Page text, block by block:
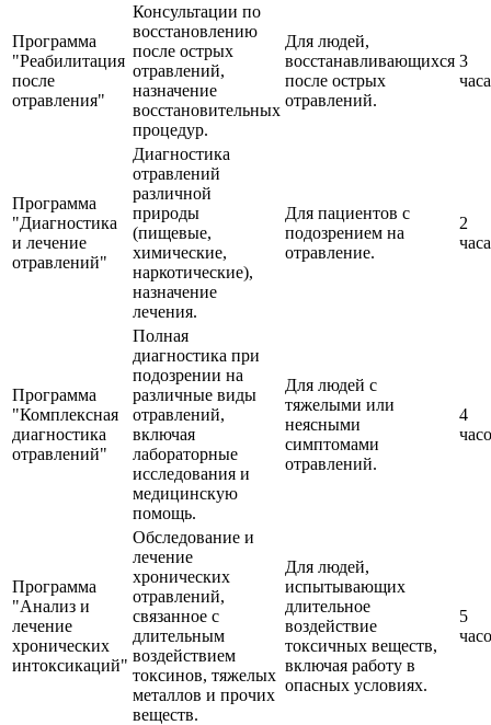
Программа
"Реабилитация
после
отравления"
Консультации по
восстановлению
после острых
отравлений,
назначение
восстановительных
процедур.
Для людей,
восстанавливающихся
после острых
отравлений.
3
часа
Программа
"Диагностика
и лечение
отравлений"
Диагностика
отравлений
различной
природы
(пищевые,
химические,
наркотические),
назначение
лечения.
Для пациентов с
подозрением на
отравление.
2
часа
Программа
"Комплексная
диагностика
отравлений"
Полная
диагностика при
подозрении на
различные виды
отравлений,
включая
лабораторные
исследования и
медицинскую
помощь.
Для людей с
тяжелыми или
неясными
симптомами
отравлений.
4
Программа
"Анализ и
лечение
хронических
интоксикаций"
Обследование и
лечение
хронических
отравлений,
связанное с
длительным
воздействием
токсинов, тяжелых
металлов и прочих
веществ.
Для людей,
испытывающих
длительное
воздействие
токсичных веществ,
включая работу в
опасных условиях.
5